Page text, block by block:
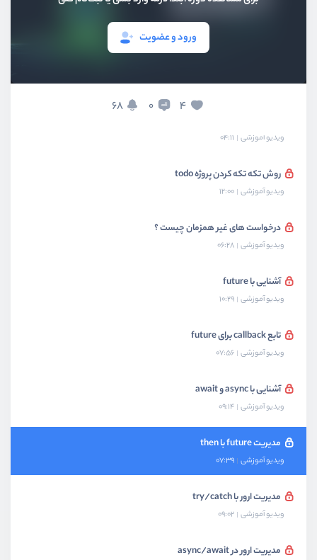
ورود و عضویت
4
0
68
بخش هفتم شی گرایی
پروژه : ساخت برنامه todo
بخش نهم مباحث پیشرفته دارت
ویدیو آموزشی 04:11
روش تکه تکه کردن پروژه todo
ویدیو آموزشی 12:00
درخواست های غیر همزمان چیست ؟
ویدیو آموزشی 06:28
آشنایی با future
ویدیو آموزشی 10:29
تابع callback برای future
ویدیو آموزشی 07:56
آشنایی با async و await
ویدیو آموزشی 09:14
مدیریت future با then
ویدیو آموزشی 07:39
مدیریت ارور با try/catch
ویدیو آموزشی 09:02
مدیریت ارور در async/await